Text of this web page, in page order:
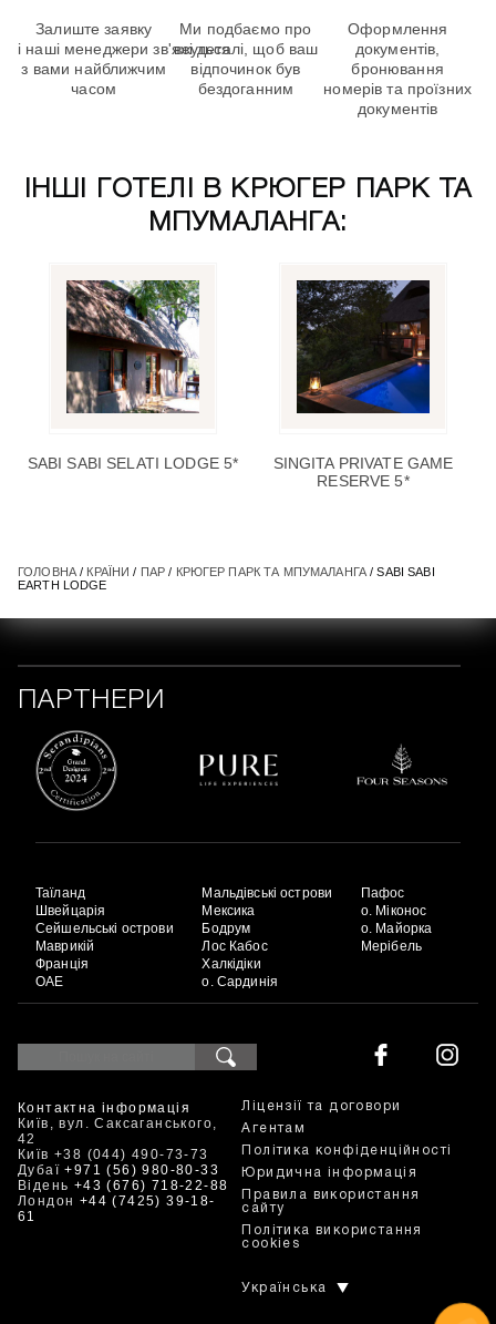
Залиште заявку
і наші менеджери зв'яжуться
з вами найближчим
часом
Ми подбаємо про
всі деталі, щоб ваш
відпочинок був
бездоганним
Оформлення
документів,
бронювання
номерів та проїзних
документів
ІНШІ ГОТЕЛІ В КРЮГЕР ПАРК ТА
МПУМАЛАНГА:
SABI SABI SELATI LODGE 5*
SINGITA PRIVATE GAME
RESERVE 5*
ГОЛОВНА/ КРАЇНИ / ПАР / КРЮГЕР ПАРК ТА МПУМАЛАНГА / SABI SABI
EARTH LODGE
ПАРТНЕРИ
Таїланд
Швейцарія
Сейшельські острови
Маврикій
Франція
ОАЕ
Мальдівські острови
Мексика
Бодрум
Лос Кабос
Халкідіки
о. Сардинія
Пафос
о. Міконос
о. Майорка
Мерібель
Контактна інформація
Київ, вул. Саксаганського,
42
Київ +38 (044) 490-73-73
Дубаї+971 (56) 980-80-33
Відень +43 (676) 718-22-88
Лондон +44 (7425) 39-18-
61
Ліцензії та договори
Агентам
Політика конфіденційності
Юридична інформація
Правила використання
сайту
Політика використання
cookies
Українська